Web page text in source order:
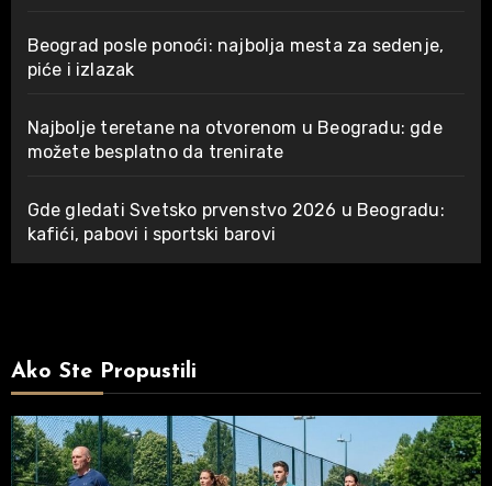
Beograd posle ponoći: najbolja mesta za sedenje,
piće i izlazak
Najbolje teretane na otvorenom u Beogradu: gde
možete besplatno da trenirate
Gde gledati Svetsko prvenstvo 2026 u Beogradu:
kafići, pabovi i sportski barovi
Ako Ste Propustili